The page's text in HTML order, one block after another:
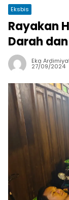
Eksbis
Rayakan
Darah
Eka
27/09/2024